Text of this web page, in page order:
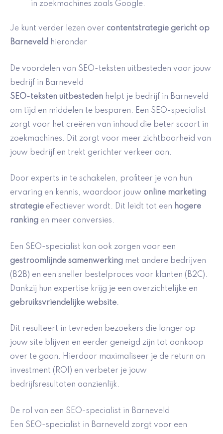
in zoekmachines zoals Google.
Je kunt verder lezen over contentstrategie gericht op
Barneveld hieronder
De voordelen van SEO-teksten uitbesteden voor jouw
bedrijf in Barneveld
SEO-teksten uitbesteden helpt je bedrijf in Barneveld
om tijd en middelen te besparen. Een SEO-specialist
zorgt voor het creëren van inhoud die beter scoort in
zoekmachines. Dit zorgt voor meer zichtbaarheid van
jouw bedrijf en trekt gerichter verkeer aan.
Door experts in te schakelen, profiteer je van hun
ervaring en kennis, waardoor jouw online marketing
strategie effectiever wordt. Dit leidt tot een hogere
ranking en meer conversies.
Een SEO-specialist kan ook zorgen voor een
gestroomlijnde samenwerking met andere bedrijven
(B2B) en een sneller bestelproces voor klanten (B2C).
Dankzij hun expertise krijg je een overzichtelijke en
gebruiksvriendelijke website.
Dit resulteert in tevreden bezoekers die langer op
jouw site blijven en eerder geneigd zijn tot aankoop
over te gaan. Hierdoor maximaliseer je de return on
investment (ROI) en verbeter je jouw
bedrijfsresultaten aanzienlijk.
De rol van een SEO-specialist in Barneveld
Een SEO-specialist in Barneveld zorgt voor een